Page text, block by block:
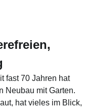
fast 70 Jahren hat
Neubau mit Garten.
hat vieles im Blick,